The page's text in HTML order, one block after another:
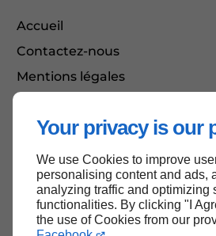
Your privacy is our
We use Cookies to improve
personalising content and ads,
analyzing traffic and optimizing
functionalities. By clicking "I
the use of Cookies from our
Accueil
Contactez-nous
Mentions légales
Haut de